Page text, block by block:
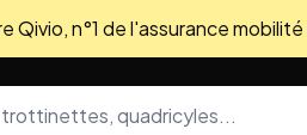
n°1 de l'assurance